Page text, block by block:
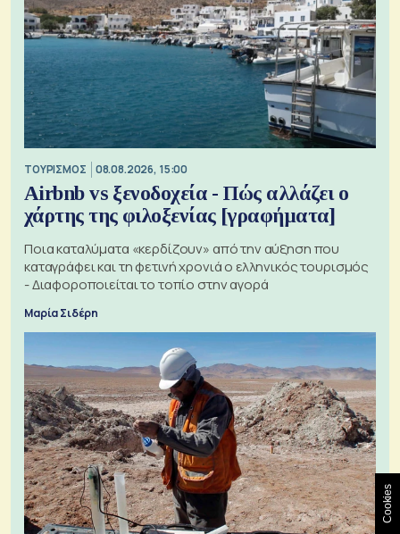
ΤΟΥΡΙΣΜΟΣ 08.08.2026, 15:00
Airbnb vs ξενοδοχεία - Πώς αλλάζει ο
χάρτης της φιλοξενίας [γραφήματα]
Ποια καταλύματα «κερδίζουν» από την αύξηση που
καταγράφει και τη φετινή χρονιά ο ελληνικός τουρισμός
- Διαφοροποιείται το τοπίο στην αγορά
Μαρία Σιδέρη
Cookies